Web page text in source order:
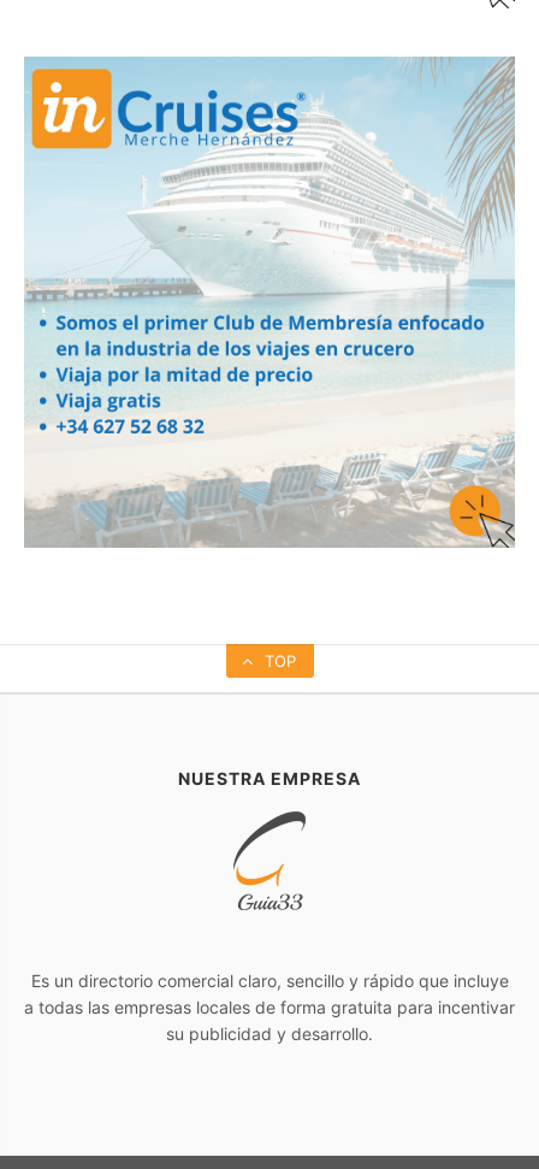
TOP
NUESTRA EMPRESA
Es un directorio comercial claro, sencillo y rápido que incluye
a todas las empresas locales de forma gratuita para incentivar
su publicidad y desarrollo.